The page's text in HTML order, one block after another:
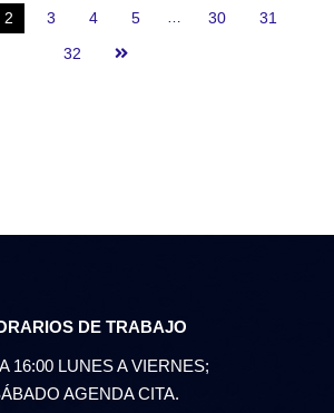
2 3 4 5 30
31
32
DE TRABAJO
16:00 LUNES A VIERNES;
AGENDA CITA.